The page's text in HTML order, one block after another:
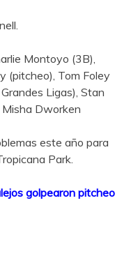
Montoyo (3B),
(pitcheo), Tom Foley
Ligas), Stan
Dworken
este año para
Park.
golpearon pitcheo